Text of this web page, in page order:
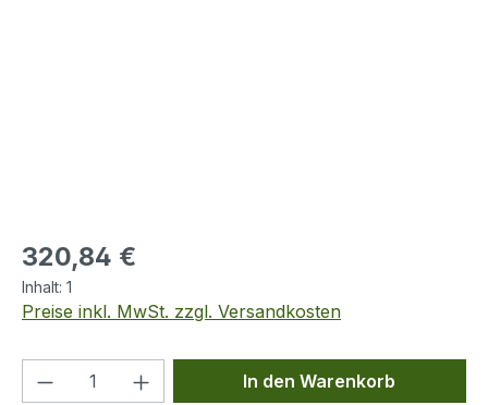
Regulärer Preis:
320,84 €
Inhalt: 1
Preise inkl. MwSt. zzgl. Versandkosten
Produkt Anzahl: Gib denIn den Warenkorb